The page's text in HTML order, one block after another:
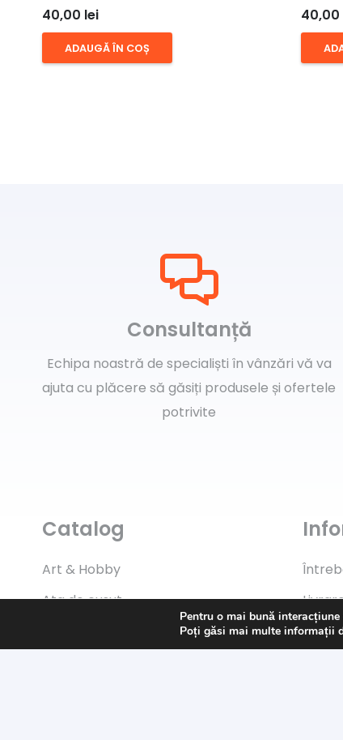
40,00 lei
ADAUGĂ ÎN COȘ
40,00
Consultanță
Echipa noastră de specialiști în vânzări vă va
ajuta cu plăcere să găsiți produsele și ofertele
potrivite
Catalog
Art & Hobby
Ata de cusut
Pentru o mai bună
Poți găsi mai multe informații